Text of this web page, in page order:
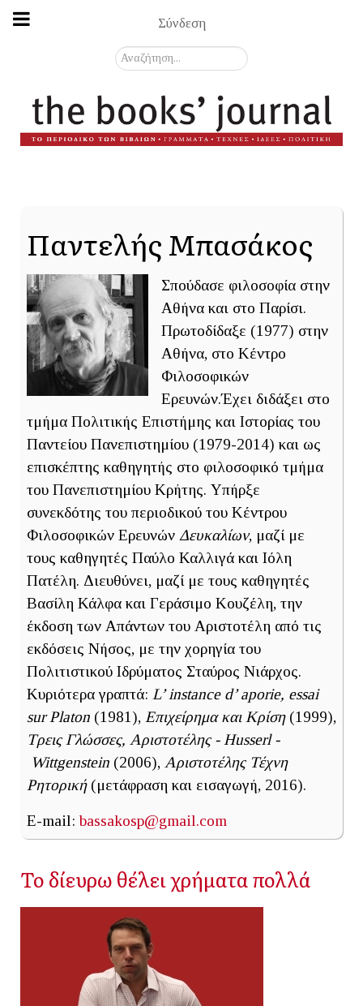
Σύνδεση
Αναζήτηση...
Παντελής Μπασάκος
Σπούδασε φιλοσοφία στην
Αθήνα και στο Παρίσι.
Πρωτοδίδαξε (1977) στην
Αθήνα, στο Κέντρο
Φιλοσοφικών
Ερευνών.Έχει διδάξει στο
τμήμα Πολιτικής Επιστήμης και Ιστορίας του
Παντείου Πανεπιστημίου (1979-2014) και ως
επισκέπτης καθηγητής στο φιλοσοφικό τμήμα
του Πανεπιστημίου Κρήτης. Υπήρξε
συνεκδότης του περιοδικού του Κέντρου
Φιλοσοφικών Ερευνών Δευκαλίων, μαζί με
τους καθηγητές Παύλο Καλλιγά και Ιόλη
Πατέλη. Διευθύνει, μαζί με τους καθηγητές
Βασίλη Κάλφα και Γεράσιμο Κουζέλη, την
έκδοση των Απάντων του Αριστοτέλη από τις
εκδόσεις Νήσος, με την χορηγία του
Πολιτιστικού Ιδρύματος Σταύρος Νιάρχος.
Κυριότερα γραπτά: L’ instance d’ aporie, essai
sur Platon (1981), Επιχείρημα και Κρίση(1999),
Τρεις Γλώσσες, Αριστοτέλης - Husserl -
Wittgenstein (2006), Αριστοτέλης Τέχνη
Ρητορική(μετάφραση και εισαγωγή, 2016).
E-mail:bassakosp@gmail.com
Το δίευρω θέλει χρήματα πολλά